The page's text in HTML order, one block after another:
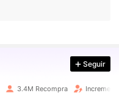
Seguir
3.4M Recompra